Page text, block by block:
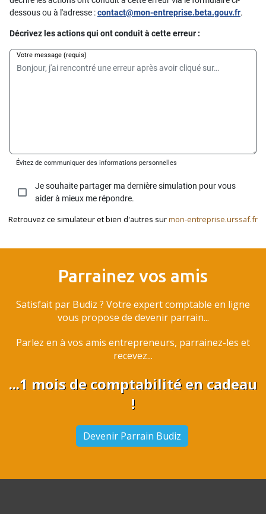
Retrouvez ce simulateur et bien d'autres surmon-entreprise.urssaf.fr
Parrainez vos amis
Satisfait par Budiz ? Votre expert comptable en ligne
vous propose de devenir parrain...
Parlez en à vos amis entrepreneurs, parrainez-les et
recevez...
...1 mois de comptabilité en cadeau
!
Devenir Parrain Budiz